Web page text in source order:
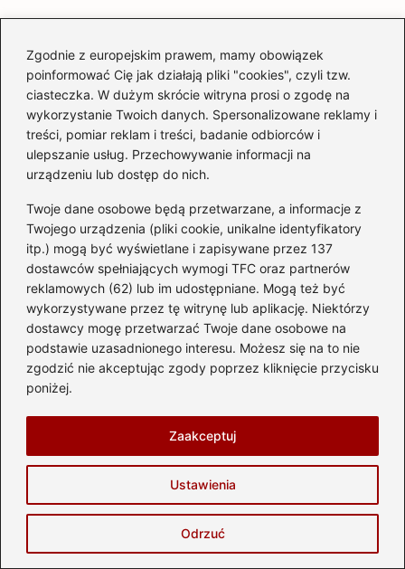
Zgodnie z europejskim prawem, mamy obowiązek
poinformować Cię jak działają pliki "cookies", czyli tzw.
ciasteczka. W dużym skrócie witryna prosi o zgodę na
wykorzystanie Twoich danych. Spersonalizowane reklamy i
treści, pomiar reklam i treści, badanie odbiorców i
ulepszanie usług. Przechowywanie informacji na
urządzeniu lub dostęp do nich.
Twoje dane osobowe będą przetwarzane, a informacje z
Twojego urządzenia (pliki cookie, unikalne identyfikatory
itp.) mogą być wyświetlane i zapisywane przez 137
dostawców spełniających wymogi TFC oraz partnerów
reklamowych (62) lub im udostępniane. Mogą też być
wykorzystywane przez tę witrynę lub aplikację. Niektórzy
dostawcy mogę przetwarzać Twoje dane osobowe na
podstawie uzasadnionego interesu. Możesz się na to nie
zgodzić nie akceptując zgody poprzez kliknięcie przycisku
poniżej.
Ustawienia
Odrzuć
Zaakceptuj
Hubert Majewski
automotostrefa.pl, miejsca stworzonego z pasji do
wszystkiego, co ma koła, silnik i potrafi budzić emocje. Od
lat zgłębiam świat motoryzacji — od kultowych
samochodów i nowoczesnych motocykli, przez skutery
miejskie, aż po sportowe maszyny, które na torze pokazują
swoje prawdziwe oblicze. Na blogu znajdziesz rzetelne
testy, porady dotyczące eksploatacji, przegląd
najnowszych technologii, wskazówki dla przyszłych
kierowców oraz praktyczną wiedzę o częściach
samochodowych.
Piszę o wyścigach, trendach, przepisach ruchu drogowego
i wszystkim, co sprawia, że motoryzacja to nie tylko hobby
— to styl życia. Codziennie staram się pokazywać, że
adrenaliny, początkującego kierowcy, a nawet osoby, która
po prostu lubi dobrą jazdę. Jeśli kochasz zapach benzyny,
dźwięk silnika i wiatr we włosach — jesteś we właściwym
miejscu.